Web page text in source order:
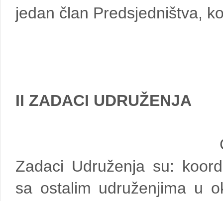
jedan član Predsjedništva,
II ZADACI UDRUŽENJA
Zadaci Udruženja su:
sa ostalim udruženjima u